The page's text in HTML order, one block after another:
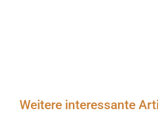
Weitere interessante